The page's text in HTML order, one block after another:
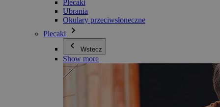
Plecaki
Ubrania
Okulary przeciwsłoneczne
Plecaki
Wstecz
Show more